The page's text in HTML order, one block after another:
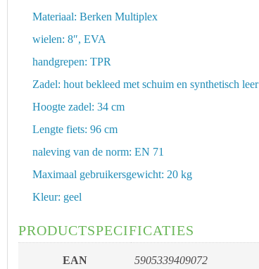
Materiaal: Berken Multiplex
wielen: 8″, EVA
handgrepen: TPR
Zadel: hout bekleed met schuim en synthetisch leer
Hoogte zadel: 34 cm
Lengte fiets: 96 cm
naleving van de norm: EN 71
Maximaal gebruikersgewicht: 20 kg
Kleur: geel
PRODUCTSPECIFICATIES
EAN 5905339409072